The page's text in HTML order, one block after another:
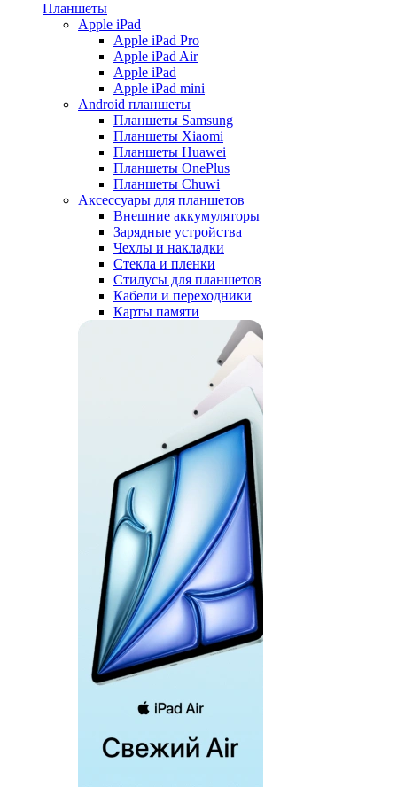
Планшеты
Apple iPad
Apple iPad Pro
Apple iPad Air
Apple iPad
Apple iPad mini
Android планшеты
Планшеты Samsung
Планшеты Xiaomi
Планшеты Huawei
Планшеты OnePlus
Планшеты Chuwi
Аксессуары для планшетов
Внешние аккумуляторы
Зарядные устройства
Чехлы и накладки
Стекла и пленки
Стилусы для планшетов
Кабели и переходники
Карты памяти